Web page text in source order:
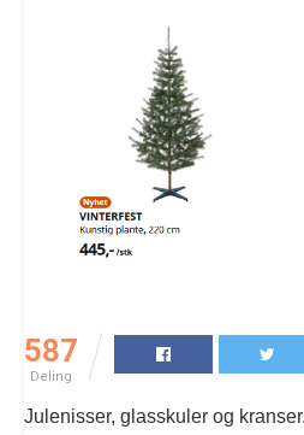
587
Deling
Julenisser, glasskuler og